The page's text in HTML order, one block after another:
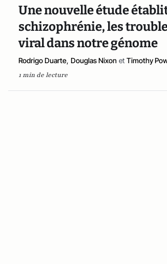
Une nouvelle étude
schizophrénie, les
viral dans notre génome
Rodrigo Duarte, Douglas Nixon et Timothy
1 min de lecture